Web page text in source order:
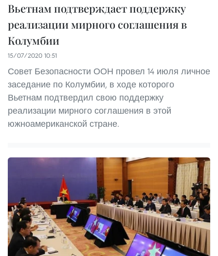
Вьетнам подтверждает поддержку
реализации мирного соглашения в
Колумбии
15/07/2020 10:51
Совет Безопасности ООН провел 14 июля личное
заседание по Колумбии, в ходе которого
Вьетнам подтвердил свою поддержку
реализации мирного соглашения в этой
южноамериканской стране.